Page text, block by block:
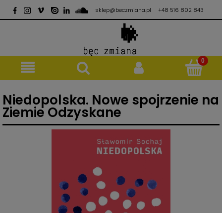
sklep@beczmiana.pl +48 516 802 843
Niedopolska. Nowe spojrzenie na
Ziemie Odzyskane